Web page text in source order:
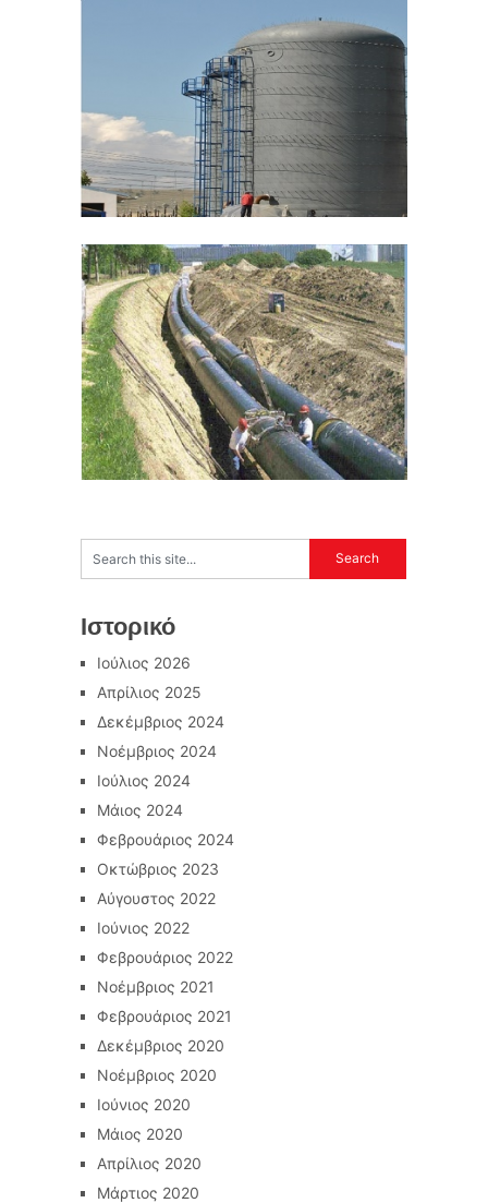
Ιστορικό
Ιούλιος 2026
Απρίλιος 2025
Δεκέμβριος 2024
Νοέμβριος 2024
Ιούλιος 2024
Μάιος 2024
Φεβρουάριος 2024
Οκτώβριος 2023
Αύγουστος 2022
Ιούνιος 2022
Φεβρουάριος 2022
Νοέμβριος 2021
Φεβρουάριος 2021
Δεκέμβριος 2020
Νοέμβριος 2020
Ιούνιος 2020
Μάιος 2020
Απρίλιος 2020
Μάρτιος 2020